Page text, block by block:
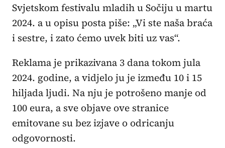
Svjetskom festivalu mladih u Sočiju u martu
2024. a u opisu posta piše: „Vi ste naša braća
i sestre, i zato ćemo uvek biti uz vas“.
Reklama je prikazivana 3 dana tokom jula
2024. godine, a vidjelo ju je između 10 i 15
hiljada ljudi. Na nju je potrošeno manje od
100 eura, a sve objave ove stranice
emitovane su bez izjave o odricanju
odgovornosti.